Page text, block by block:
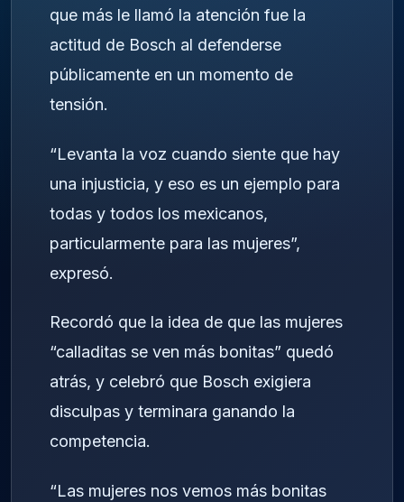
que más le llamó la atención fue la
actitud de Bosch al defenderse
públicamente en un momento de
tensión.
“Levanta la voz cuando siente que hay
una injusticia, y eso es un ejemplo para
todas y todos los mexicanos,
particularmente para las mujeres”,
expresó.
Recordó que la idea de que las mujeres
“calladitas se ven más bonitas” quedó
atrás, y celebró que Bosch exigiera
disculpas y terminara ganando la
competencia.
“Las mujeres nos vemos más bonitas